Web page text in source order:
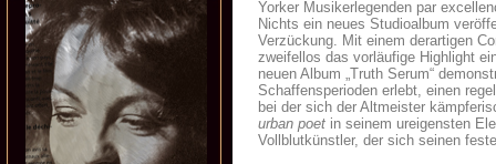
Yorker Musikerlegenden par
Nichts ein neues Studioalbum
Verzückung. Mit einem derartigen
zweifellos das vorläufige Highlight
neuen Album „Truth Serum“
Schaffensperioden erlebt, einen
bei der sich der Altmeister
urban poet in seinem ureigensten
Vollblutkünstler, der sich seinen